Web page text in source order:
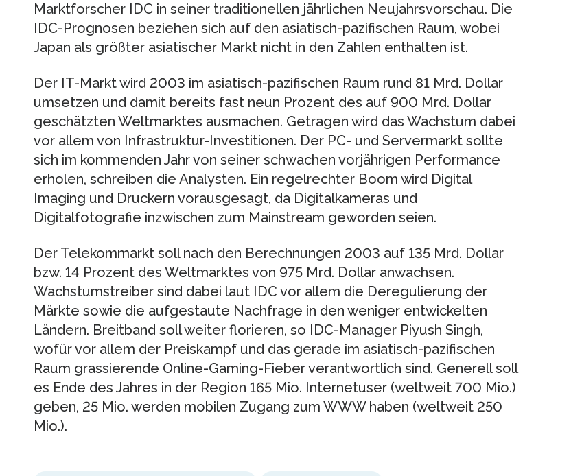
Marktforscher IDC in seiner traditionellen jährlichen Neujahrsvorschau. Die
IDC-Prognosen beziehen sich auf den asiatisch-pazifischen Raum, wobei
Japan als größter asiatischer Markt nicht in den Zahlen enthalten ist.
Der IT-Markt wird 2003 im asiatisch-pazifischen Raum rund 81 Mrd. Dollar
umsetzen und damit bereits fast neun Prozent des auf 900 Mrd. Dollar
geschätzten Weltmarktes ausmachen. Getragen wird das Wachstum dabei
vor allem von Infrastruktur-Investitionen. Der PC- und Servermarkt sollte
sich im kommenden Jahr von seiner schwachen vorjährigen Performance
erholen, schreiben die Analysten. Ein regelrechter Boom wird Digital
Imaging und Druckern vorausgesagt, da Digitalkameras und
Digitalfotografie inzwischen zum Mainstream geworden seien.
Der Telekommarkt soll nach den Berechnungen 2003 auf 135 Mrd. Dollar
bzw. 14 Prozent des Weltmarktes von 975 Mrd. Dollar anwachsen.
Wachstumstreiber sind dabei laut IDC vor allem die Deregulierung der
Märkte sowie die aufgestaute Nachfrage in den weniger entwickelten
Ländern. Breitband soll weiter florieren, so IDC-Manager Piyush Singh,
wofür vor allem der Preiskampf und das gerade im asiatisch-pazifischen
Raum grassierende Online-Gaming-Fieber verantwortlich sind. Generell soll
es Ende des Jahres in der Region 165 Mio. Internetuser (weltweit 700 Mio.)
geben, 25 Mio. werden mobilen Zugang zum WWW haben (weltweit 250
Mio.).